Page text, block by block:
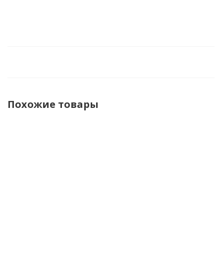
Похожие товары